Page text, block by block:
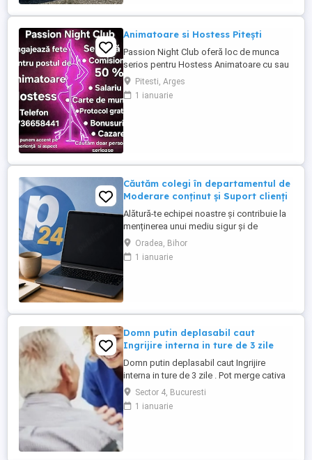
Animatoare si Hostess Pitești
Passion Night Club oferă loc de munca
serios pentru Hostess Animatoare cu sau
fără experiență. Nu punem accent pe
aspecul fizic !! Dacă ai peste 18 ani, ești o
fire deschisă, sociabilă și fără inhibiții te
Pitesti, Arges
1 ianuarie
Căutăm colegi în departamentul de
Moderare conținut și Suport clienți
Alătură-te echipei noastre și contribuie la
menținerea unui mediu sigur și de
încredere pe platformele noastre de
anunțuri din România, Germania și
Ungaria. În funcție de experiența și
Oradea, Bihor
1 ianuarie
Domn putin deplasabil caut
Ingrijire interna in ture de 3 zile
Domn putin deplasabil caut Ingrijire
interna in ture de 3 zile . Pot merge cativa
pasi doar ajutat. Poti castiga in 15 zile , 53
milioane + prime. Ridicat din pat, pus pe
scaunul cu rotile , de mers unde este
Sector 4, Bucuresti
1 ianuarie